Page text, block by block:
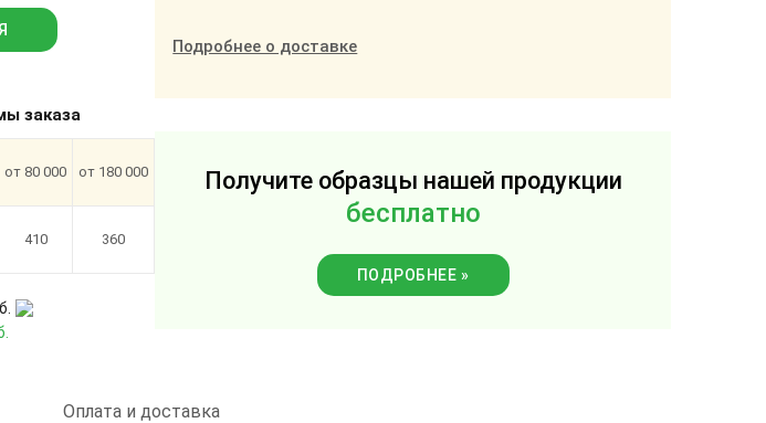
заказа
от 80 000 от 180 000
410 360
Подробнее о доставке
Получите образцы нашей продукции
бесплатно
ПОДРОБНЕЕ »
Оплата и доставка